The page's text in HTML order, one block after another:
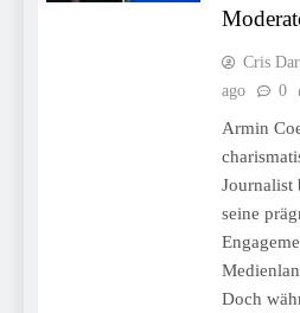
Cris Dar
ago
0
Armin
Journalist
seine
Doch